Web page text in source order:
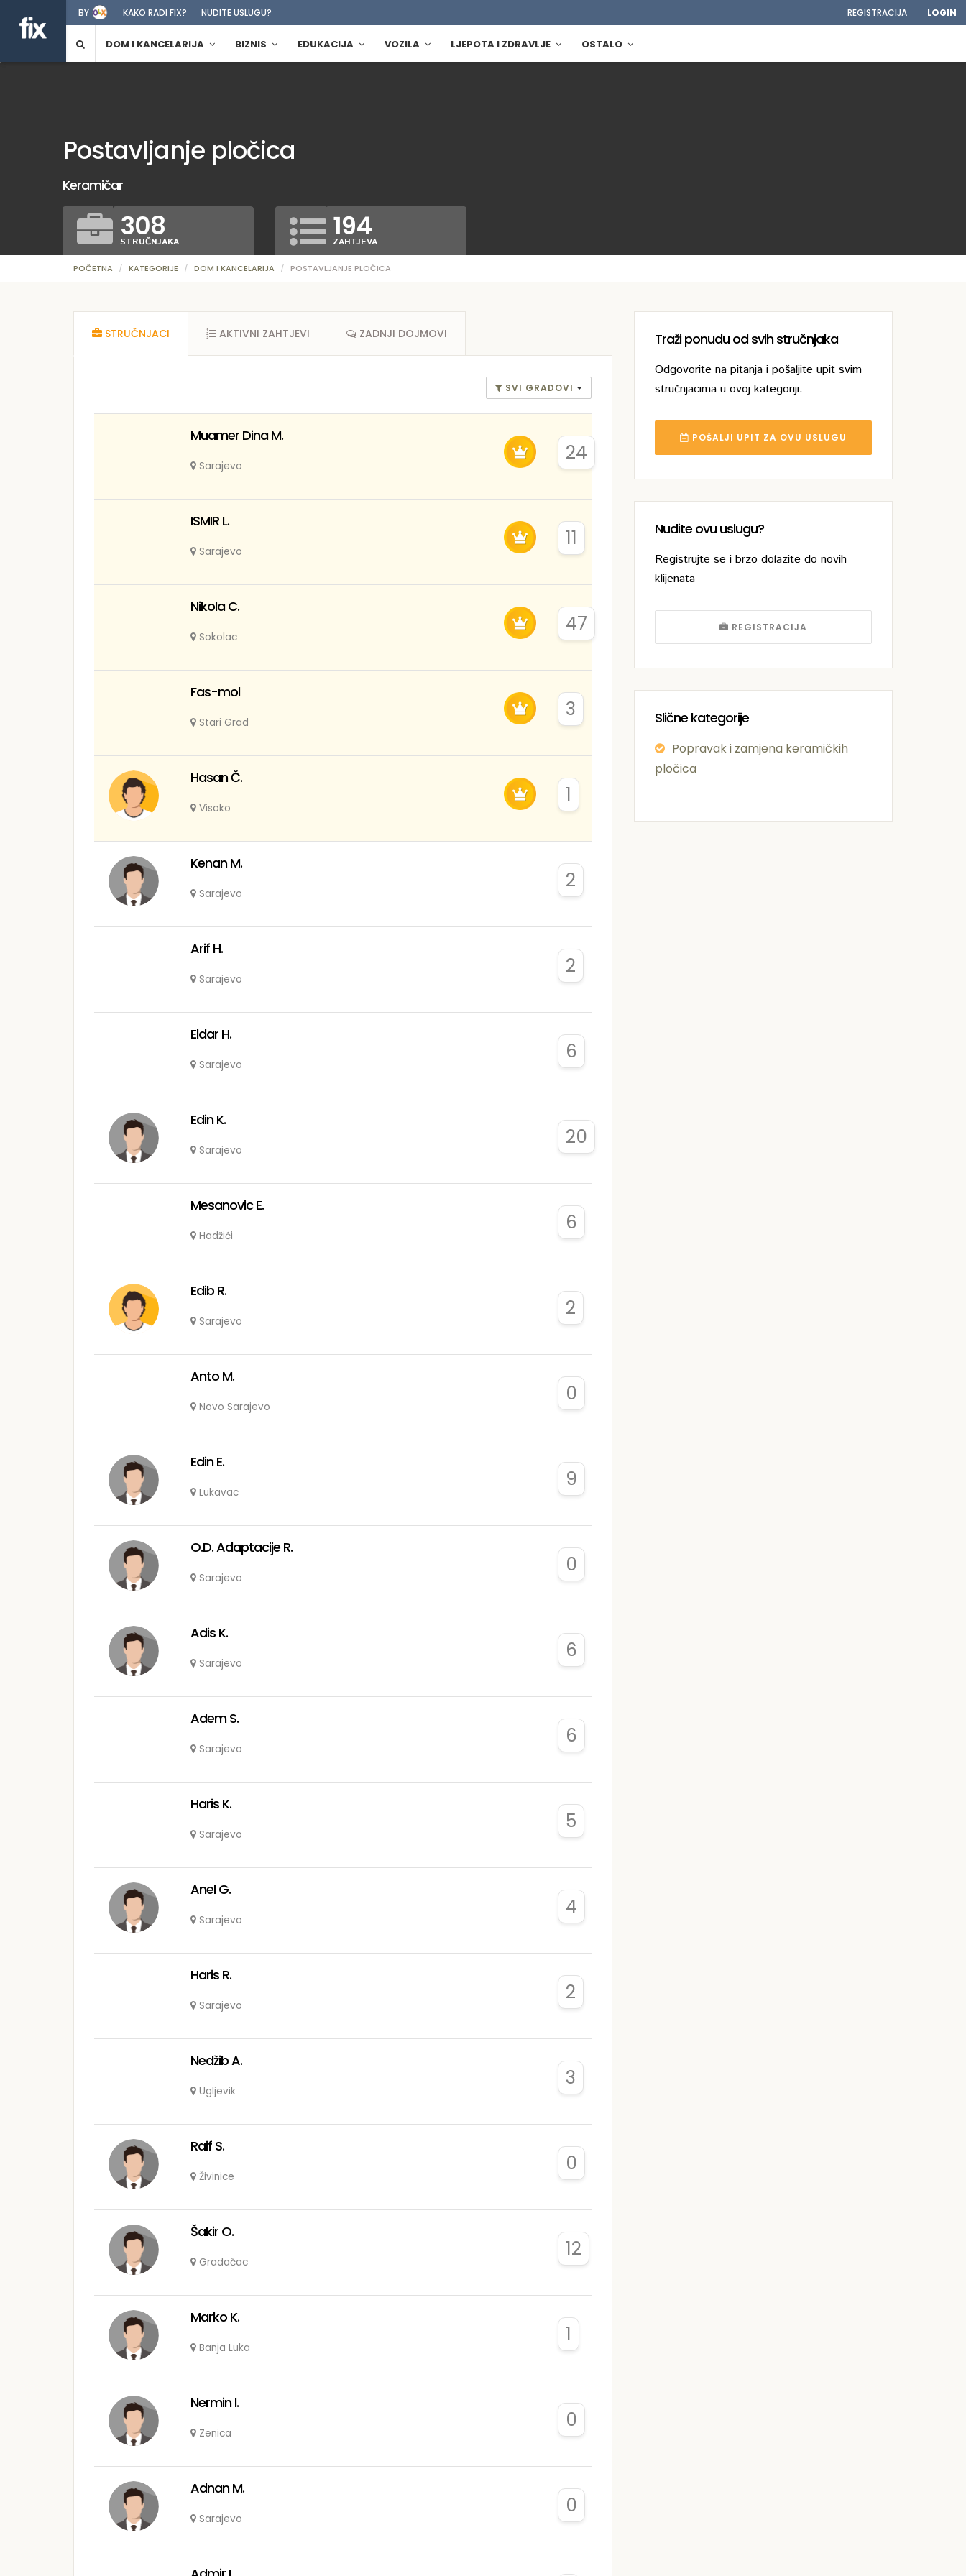
BY KAKO RADI FIX? NUDITE USLUGU? REGISTRACIJA LOGIN
DOM I KANCELARIJA BIZNIS EDUKACIJA VOZILA LJEPOTA I ZDRAVLJE OSTALO
POČETNA KATEGORIJE DOM I KANCELARIJA POSTAVLJANJE PLOČICA
Postavljanje pločica
Keramičar
308
STRUČNJAKA 194
ZAHTJEVA
Traži ponudu od svih stručnjaka
Odgovorite na pitanja i pošaljite upit svim
stručnjacima u ovoj kategoriji.
POŠALJI UPIT ZA OVU USLUGU
Nudite ovu uslugu?
Registrujte se i brzo dolazite do novih
klijenata
REGISTRACIJA
Slične kategorije
Popravak i zamjena keramičkih
pločica
STRUČNJACI AKTIVNI ZAHTJEVI ZADNJI DOJMOVI
SVI GRADOVI
Muamer Dina M.
Sarajevo
24
ISMIR L.
Sarajevo
11
Nikola C.
Sokolac
47
Fas-mol
Stari Grad
3
Hasan Č.
Visoko
1
Kenan M.
Sarajevo
2
Arif H.
Sarajevo
2
Eldar H.
Sarajevo
6
Edin K.
Sarajevo
20
Mesanovic E.
Hadžići
6
Edib R.
Sarajevo
2
Anto M.
Novo Sarajevo
0
Edin E.
Lukavac
9
O.D. Adaptacije R.
Sarajevo
0
Adis K.
Sarajevo
6
Adem S.
Sarajevo
6
Haris K.
Sarajevo
5
Anel G.
Sarajevo
4
Haris R.
Sarajevo
2
Nedžib A.
Ugljevik
3
Raif S.
Živinice
0
Šakir O.
Gradačac
12
Marko K.
Banja Luka
1
Nermin I.
Zenica
0
Adnan M.
Sarajevo
0